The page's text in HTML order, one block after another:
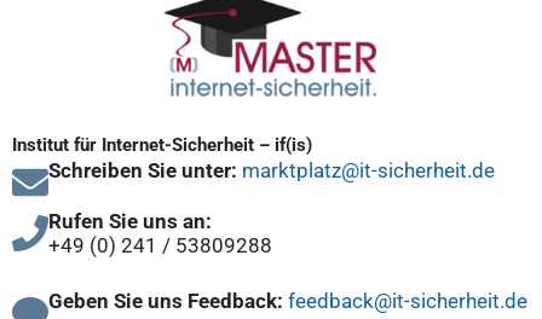
Institut für Internet-Sicherheit – if(is)
Schreiben Sie unter: marktplatz@it-sicherheit.de
Rufen Sie uns an:
+49 (0) 241 / 53809288
Geben Sie uns Feedback: feedback@it-sicherheit.de